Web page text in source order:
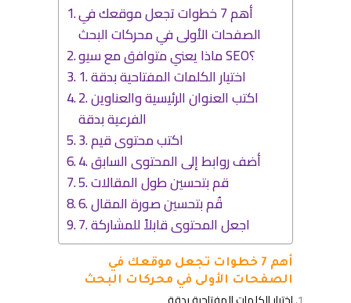
أهم 7 خطوات تجعل موقعك في
الصفحات الأولى في محركات البحث
ماذا يعني متوافق مع سيو SEO؟
1. اختيار الكلمات المفتاحية بدقة
2. اكتب العنوان الرئيسية والعناوين
الفرعية بدقة
3. اكتب محتوى قيم
4. أضف روابط إلى المحتوى السابق
5. قم بتحسين طول المقالات
6. قُم بتحسين صورة المقال
7. اجعل المحتوى قابلاً للمشاركة
أهم 7 خطوات تجعل موقعك في
الصفحات الأولى في محركات البحث